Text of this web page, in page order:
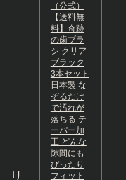
（公式）
【送料無
料】奇跡
の歯ブラ
シ クリア
ブラック
3本セット
日本製 な
ぞるだけ
で汚れが
落ちる テ
ーパー加
工 どんな
隙間にも
ぴったり
フィット